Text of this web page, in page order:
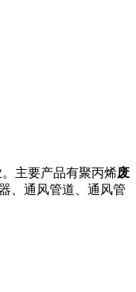
主要产品有聚丙烯废
、通风管道、通风管